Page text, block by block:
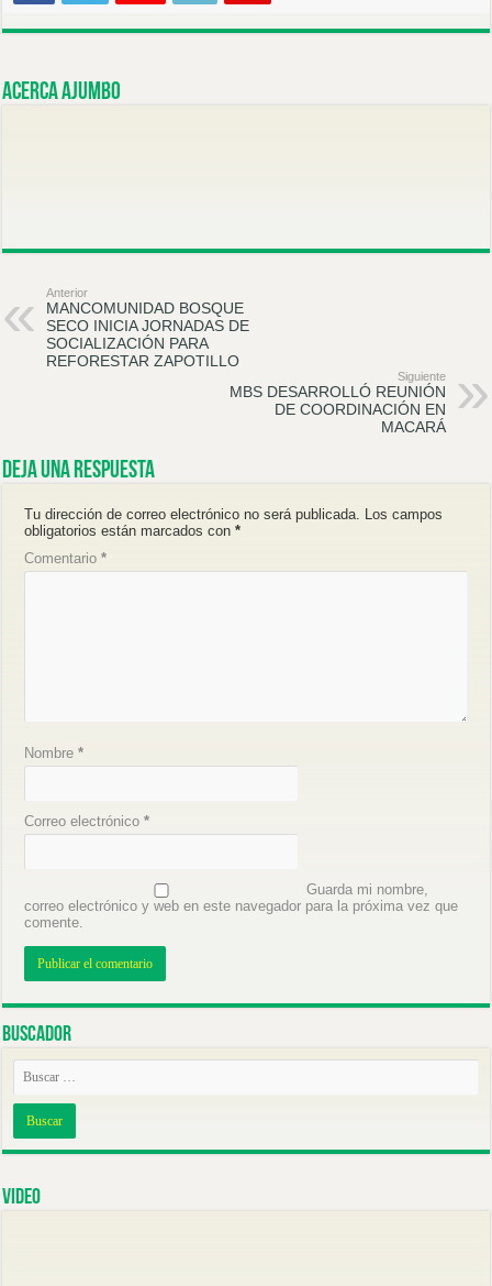
Acerca ajumbo
Anterior
MANCOMUNIDAD BOSQUE
SECO INICIA JORNADAS DE
SOCIALIZACIÓN PARA
REFORESTAR ZAPOTILLO
Siguiente
MBS DESARROLLÓ REUNIÓN
DE COORDINACIÓN EN
MACARÁ
Deja una respuesta
Tu dirección de correo electrónico no será publicada. Los campos
obligatorios están marcados con*
Comentario*
Nombre*
Correo electrónico*
Guarda mi nombre,
correo electrónico y web en este navegador para la próxima vez que
comente.
Buscador
Video